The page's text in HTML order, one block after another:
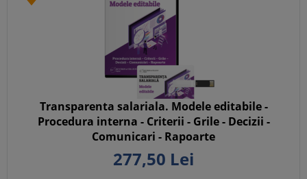
Transparenta salariala. Modele editabile -
Procedura interna - Criterii - Grile - Decizii -
Comunicari - Rapoarte
277,50 Lei